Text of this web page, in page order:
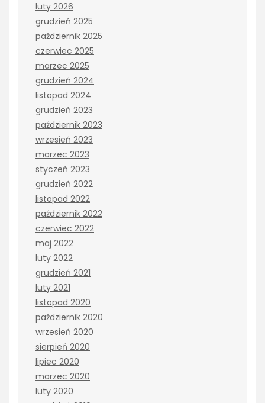
luty 2026
grudzień 2025
październik 2025
czerwiec 2025
marzec 2025
grudzień 2024
listopad 2024
grudzień 2023
październik 2023
wrzesień 2023
marzec 2023
styczeń 2023
grudzień 2022
listopad 2022
październik 2022
czerwiec 2022
maj 2022
luty 2022
grudzień 2021
luty 2021
listopad 2020
październik 2020
wrzesień 2020
sierpień 2020
lipiec 2020
marzec 2020
luty 2020